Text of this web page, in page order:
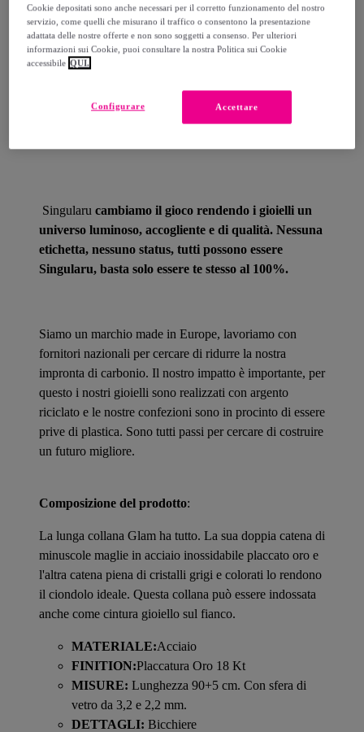
Come funziona?
Dettagli del prodotto
Singularu cambiamo il gioco rendendo i gioielli un
universo luminoso, accogliente e di qualità. Nessuna
etichetta, nessuno status, tutti possono essere
Singularu, basta solo essere te stesso al 100%.
Siamo un marchio made in Europe, lavoriamo con
fornitori nazionali per cercare di ridurre la nostra
impronta di carbonio. Il nostro impatto è importante, per
questo i nostri gioielli sono realizzati con argento
riciclato e le nostre confezioni sono in procinto di essere
prive di plastica. Sono tutti passi per cercare di costruire
un futuro migliore.
Composizione del prodotto:
La lunga collana Glam ha tutto. La sua doppia catena di
minuscole maglie in acciaio inossidabile placcato oro e
l'altra catena piena di cristalli grigi e colorati lo rendono
il ciondolo ideale. Questa collana può essere indossata
anche come cintura gioiello sul fianco.
MATERIALE:Acciaio
FINITION:Placcatura Oro 18 Kt
MISURE: Lunghezza 90+5 cm. Con sfera di
vetro da 3,2 e 2,2 mm.
DETTAGLI: Bicchiere
Cookie depositati sono anche necessari per il corretto funzionamento del nostro
servizio, come quelli che misurano il traffico o consentono la presentazione
adattata delle nostre offerte e non sono soggetti a consenso. Per ulteriori
informazioni sui Cookie, puoi consultare la nostra Politica sui Cookie
accessibile QUI.
Accettare
Configurare